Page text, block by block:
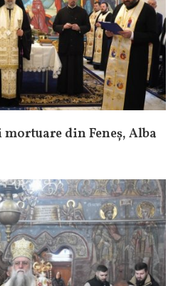
din Feneș, Alba